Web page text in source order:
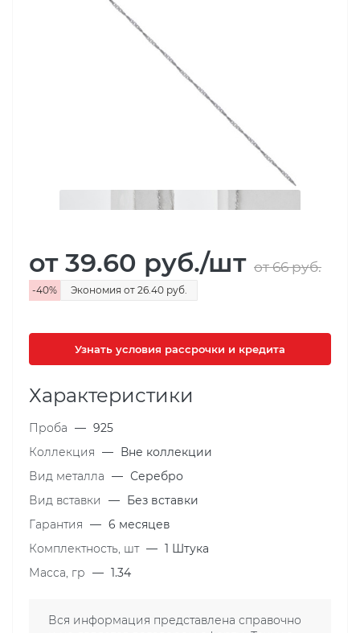
от 39.60 руб./шт от 66руб.
-40% Экономия от 26.40 руб.
Узнать условия рассрочки и кредита
Характеристики
Проба — 925
Коллекция — Вне коллекции
Вид металла — Серебро
Вид вставки
— Без вставки
Гарантия — 6 месяцев
Комплектность, шт — 1 Штука
Масса, гр — 1.34
Вся информация представлена справочно